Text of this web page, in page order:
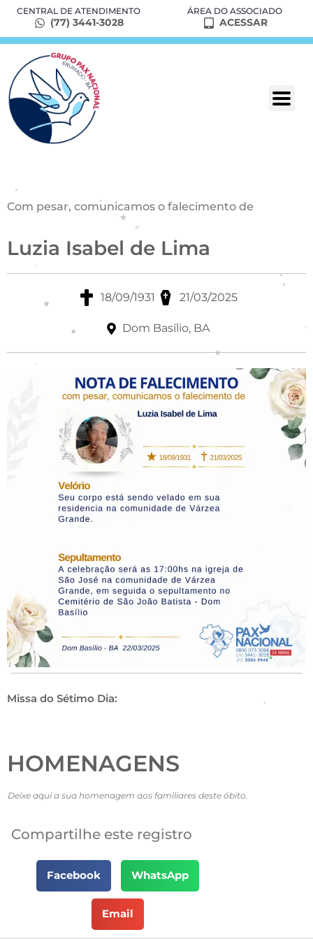
CENTRAL DE ATENDIMENTO
(77) 3441-3028
ÁREA DO ASSOCIADO
ACESSAR
Com pesar, comunicamos o falecimento de
Luzia Isabel de Lima
18/09/1931 21/03/2025
Dom Basílio, BA
Missa do Sétimo Dia:
HOMENAGENS
Deixe aqui a sua homenagem aos familiares deste óbito.
Compartilhe este registro
Facebook WhatsApp
Email